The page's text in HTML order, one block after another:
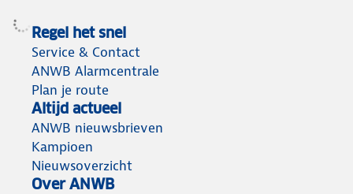
Regel het snel
Service & Contact
ANWB Alarmcentrale
Plan je route
Altijd actueel
ANWB nieuwsbrieven
Kampioen
Nieuwsoverzicht
Over ANWB